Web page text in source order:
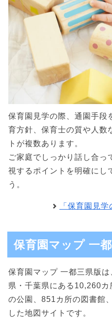
保育園見学の際、通園手段
育方針、保育士の質や人数
トが複数あります。
ご家庭でしっかり話し合っ
視するポイントを明確にし
う。
「保育園見
保育園マップ 一
保育園マップ 一都三県版
県・千葉県にある10,260
の公園、851カ所の図書館
した地図サイトです。